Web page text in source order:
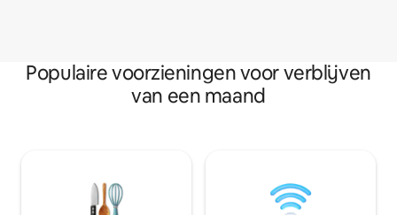
Populaire voorzieningen voor verblijven
van een maand